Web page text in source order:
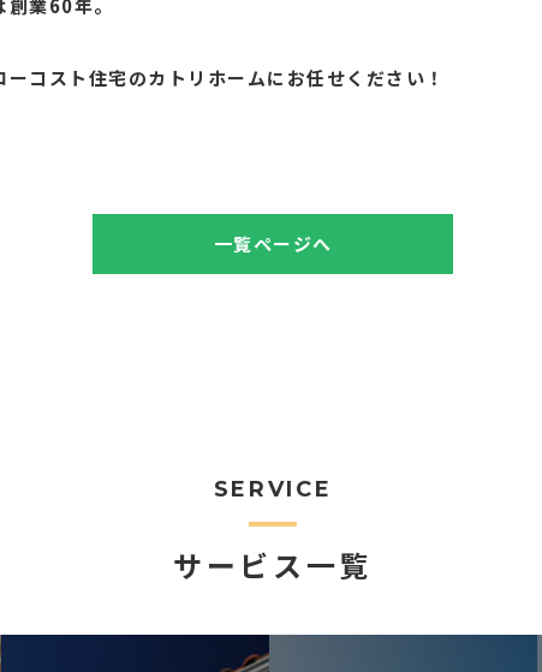
業60年。
コスト住宅のカトリホームにお任せください！
一覧ページへ
SERVICE
サービス一覧